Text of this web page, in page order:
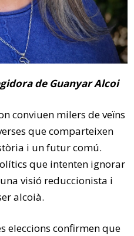
de Guanyar Alcoi
conviuen milers de veïns
que comparteixen
i un futur comú.
que intenten ignorar
visió reduccionista i
alcoià.
eleccions confirmen que